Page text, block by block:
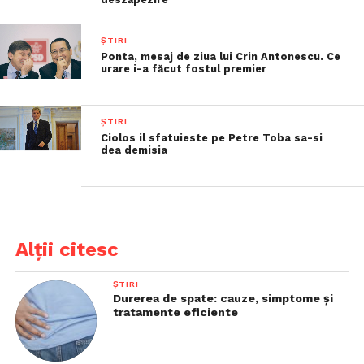
ȘTIRI
Ponta, mesaj de ziua lui Crin Antonescu. Ce
urare i-a făcut fostul premier
ȘTIRI
Ciolos il sfatuieste pe Petre Toba sa-si
dea demisia
Alții citesc
ȘTIRI
Durerea de spate: cauze, simptome și
tratamente eficiente